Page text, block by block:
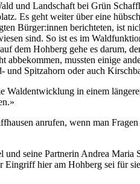
und Landschaft bei Grün
Es geht weiter über eine
Bürger:innen berichteten, ist
sind. So ist es im
dem Hohberg gehe es darum,
mussten einige
Spitzahorn oder auch
in einem
anrufen, wenn man
seine Partnerin Andrea
hier am Hohberg sei für